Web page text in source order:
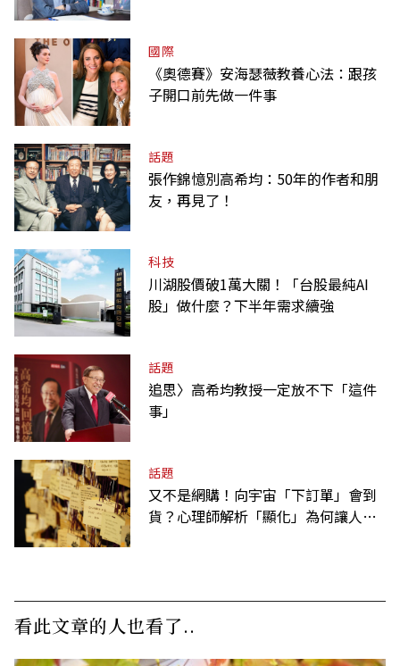
國際
《奧德賽》安海瑟薇教養心法：跟孩
子開口前先做一件事
話題
張作錦憶別高希均：50年的作者和朋
友，再見了！
科技
川湖股價破1萬大關！「台股最純AI
股」做什麼？下半年需求續強
話題
追思〉高希均教授一定放不下「這件
事」
話題
又不是網購！向宇宙「下訂單」會到
貨？心理師解析「顯化」為何讓人無
看此文章的人也看了..